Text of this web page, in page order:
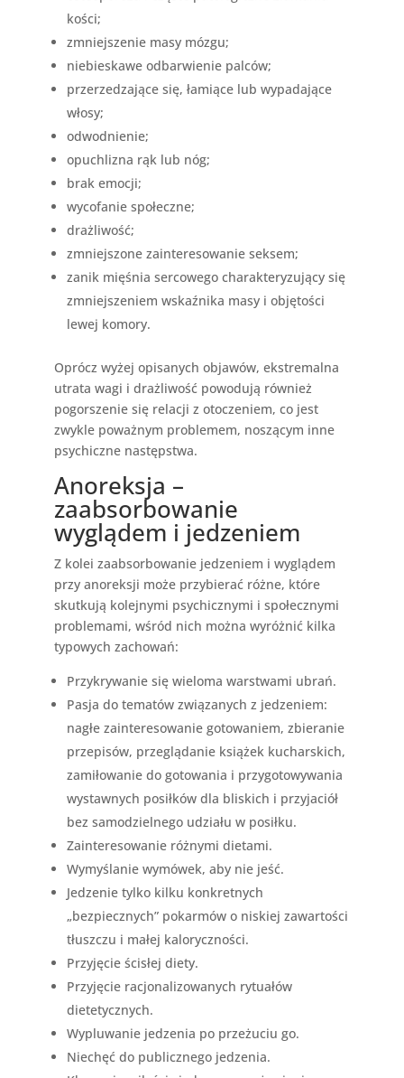
kości;
zmniejszenie masy mózgu;
niebieskawe odbarwienie palców;
przerzedzające się, łamiące lub wypadające
włosy;
odwodnienie;
opuchlizna rąk lub nóg;
brak emocji;
wycofanie społeczne;
drażliwość;
zmniejszone zainteresowanie seksem;
zanik mięśnia sercowego charakteryzujący się
zmniejszeniem wskaźnika masy i objętości
lewej komory.
Oprócz wyżej opisanych objawów, ekstremalna
utrata wagi i drażliwość powodują również
pogorszenie się relacji z otoczeniem, co jest
zwykle poważnym problemem, noszącym inne
psychiczne następstwa.
Anoreksja –
zaabsorbowanie
wyglądem i jedzeniem
Z kolei zaabsorbowanie jedzeniem i wyglądem
przy anoreksji może przybierać różne, które
skutkują kolejnymi psychicznymi i społecznymi
problemami, wśród nich można wyróżnić kilka
typowych zachowań:
Przykrywanie się wieloma warstwami ubrań.
Pasja do tematów związanych z jedzeniem:
nagłe zainteresowanie gotowaniem, zbieranie
przepisów, przeglądanie książek kucharskich,
zamiłowanie do gotowania i przygotowywania
wystawnych posiłków dla bliskich i przyjaciół
bez samodzielnego udziału w posiłku.
Zainteresowanie różnymi dietami.
Wymyślanie wymówek, aby nie jeść.
Jedzenie tylko kilku konkretnych
„bezpiecznych” pokarmów o niskiej zawartości
tłuszczu i małej kaloryczności.
Przyjęcie ścisłej diety.
Przyjęcie racjonalizowanych rytuałów
dietetycznych.
Wypluwanie jedzenia po przeżuciu go.
Niechęć do publicznego jedzenia.